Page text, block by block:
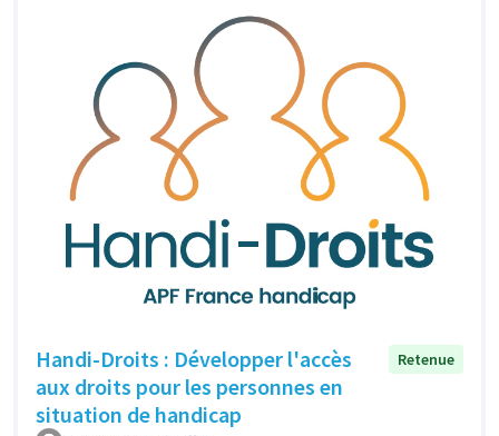
Handi-Droits : Développer l'accès
aux droits pour les personnes en
situation de handicap
Retenue